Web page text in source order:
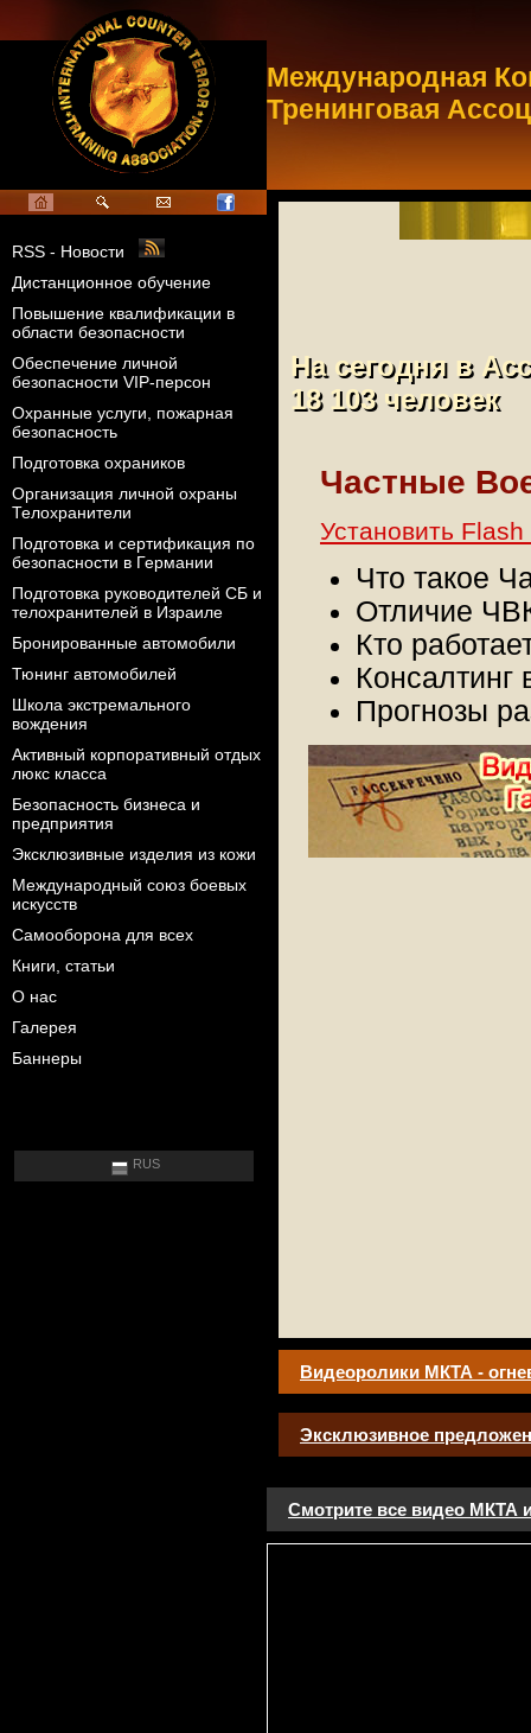
Международная
Тренинговая
RSS - Новости
Дистанционное обучение
Повышение квалификации в
области безопасности
Обеспечение личной
безопасности VIP-персон
Охранные услуги, пожарная
безопасность
Подготовка охраников
Организация личной охраны
Телохранители
Подготовка и сертификация по
безопасности в Германии
Подготовка руководителей СБ и
телохранителей в Израиле
Бронированные автомобили
Тюнинг автомобилей
Школа экстремального
вождения
Активный корпоративный отдых
люкс класса
Безопасность бизнеса и
предприятия
Эксклюзивные изделия из кожи
Международный союз боевых
искусств
Самооборона для всех
Книги, статьи
О нас
Галерея
Баннеры
RUS
На сегодня в
18 103 человек
На сегодня в
18 103человек
Частные
Установить
Что
Отличие
Кто
Консалтинг
Прогнозы
Видеоролики МКТА -
Эксклюзивное
Смотрите все видео МКТА